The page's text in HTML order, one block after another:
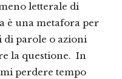
letterale di
è una metafora per
parole o azioni
la questione. In
perdere tempo